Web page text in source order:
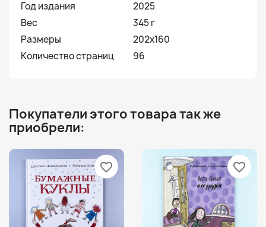
Год издания
2025
Вес
345 г
Размеры
202x160
Количество страниц
96
Покупатели этого товара так же
приобрели:
favorite_border favorite_border